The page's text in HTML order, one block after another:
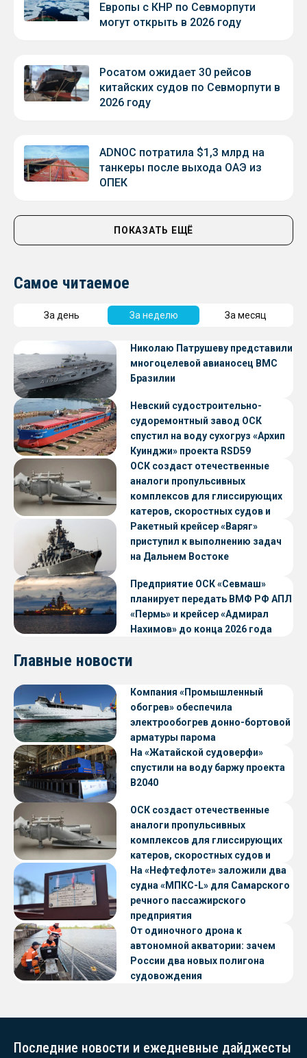
Европы с КНР по Севморпути
могут открыть в 2026 году
Росатом ожидает 30 рейсов
китайских судов по Севморпути в
2026 году
ADNOC потратила $1,3 млрд на
танкеры после выхода ОАЭ из
ОПЕК
ПОКАЗАТЬ ЕЩЁ
Самое читаемое
За день За неделю За месяц
Николаю Патрушеву представили
многоцелевой авианосец ВМС
Бразилии
Невский судостроительно-
судоремонтный завод ОСК
спустил на воду сухогруз «Архип
Куинджи» проекта RSD59
ОСК создаст отечественные
аналоги пропульсивных
комплексов для глиссирующих
катеров, скоростных судов и
судов с малой осадкой
Ракетный крейсер «Варяг»
приступил к выполнению задач
на Дальнем Востоке
Предприятие ОСК «Севмаш»
планирует передать ВМФ РФ АПЛ
«Пермь» и крейсер «Адмирал
Нахимов» до конца 2026 года
Главные новости
Компания «Промышленный
обогрев» обеспечила
электрообогрев донно-бортовой
арматуры парома
«Петропавловск» проекта CNF22
На «Жатайской судоверфи»
спустили на воду баржу проекта
В2040
ОСК создаст отечественные
аналоги пропульсивных
комплексов для глиссирующих
катеров, скоростных судов и
судов с малой осадкой
На «Нефтефлоте» заложили два
судна «МПКС-L» для Самарского
речного пассажирского
предприятия
От одиночного дрона к
автономной акватории: зачем
России два новых полигона
судовождения
Последние новости и ежедневные дайджесты